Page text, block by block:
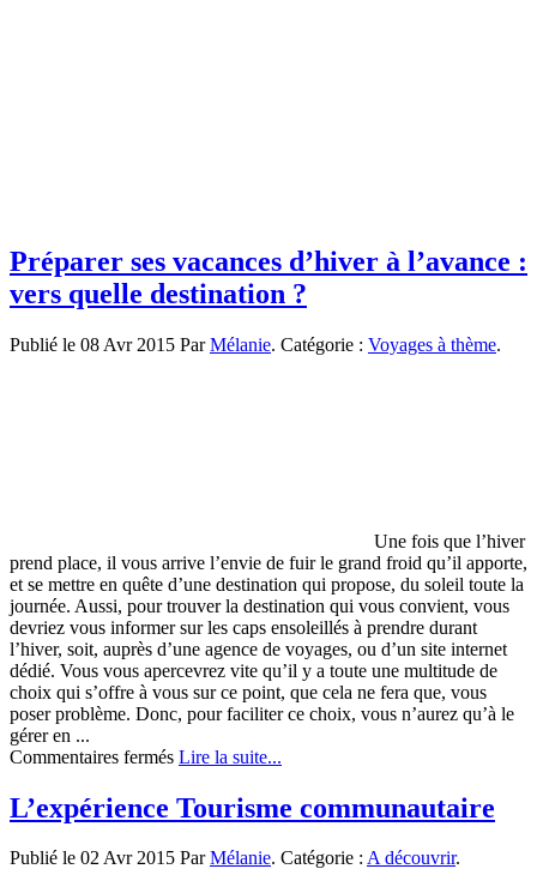
Préparer ses vacances d’hiver à l’avance :
vers quelle destination ?
Publié le 08 Avr 2015 ParMélanie. Catégorie : Voyages à thème.
Une fois que l’hiver
prend place, il vous arrive l’envie de fuir le grand froid qu’il apporte,
et se mettre en quête d’une destination qui propose, du soleil toute la
journée. Aussi, pour trouver la destination qui vous convient, vous
devriez vous informer sur les caps ensoleillés à prendre durant
l’hiver, soit, auprès d’une agence de voyages, ou d’un site internet
dédié. Vous vous apercevrez vite qu’il y a toute une multitude de
choix qui s’offre à vous sur ce point, que cela ne fera que, vous
poser problème. Donc, pour faciliter ce choix, vous n’aurez qu’à le
gérer en ...
Commentaires ferméssur
ses
vacances
à
Lire la suite...
L’expérience Tourisme communautaire
Publié le 02 Avr 2015 ParMélanie. Catégorie : A découvrir.